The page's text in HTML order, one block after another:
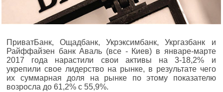
ПриватБанк, Ощадбанк, Укрэксимбанк, Укргазбанк и
Райффайзен банк Аваль (все - Киев) в январе-марте
2017 года нарастили свои активы на 3-18,2% и
укрепили свое лидерство на рынке, в результате чего
их суммарная доля на рынке по этому показателю
возросла до 61,2% с 55,9%.